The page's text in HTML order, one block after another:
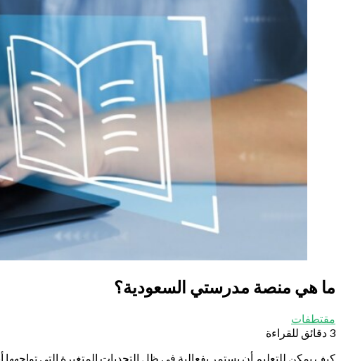
ما هي منصة مدرستي السعودية؟
مقتطفات
3 دقائق للقراءة
كيف يمكن للتعليم أن يستمر بفعالية في ظل التحديات المتغيرة التي